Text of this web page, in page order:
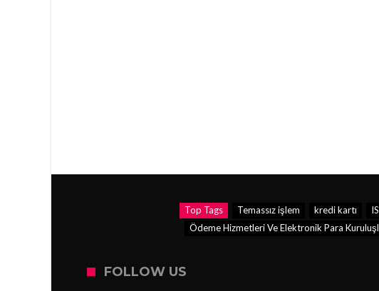
Top Tags Temassız işlem kredi kartı
Ödeme Hizmetleri Ve Elektronik Para
FOLLOW US